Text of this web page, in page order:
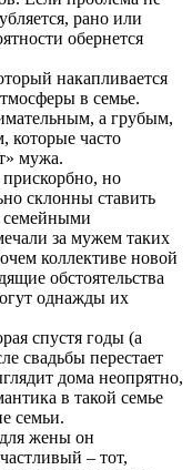
рано или
обернется
накапливается
в семье.
а грубым,
которые часто
мужа.
но
склонны ставить
семейными
за мужем таких
коллективе новой
обстоятельства
однажды их
спустя годы (а
свадьбы перестает
дома неопрятно,
в такой семье
семьи.
жены он
– тот,